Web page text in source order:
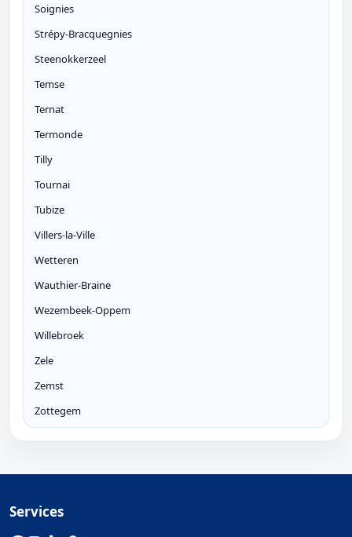
Soignies
Strépy-Bracquegnies
Steenokkerzeel
Temse
Ternat
Termonde
Tilly
Tournai
Tubize
Villers-la-Ville
Wetteren
Wauthier-Braine
Wezembeek-Oppem
Willebroek
Zele
Zemst
Zottegem
Services